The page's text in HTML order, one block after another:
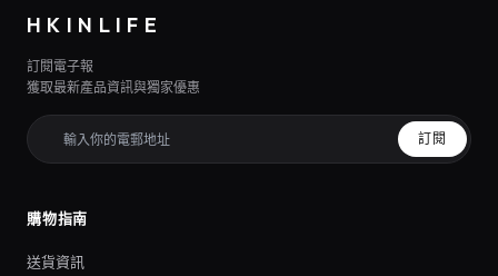
HKINLIFE
訂閱電子報
獲取最新產品資訊與獨家優惠
訂閱
購物指南
送貨資訊